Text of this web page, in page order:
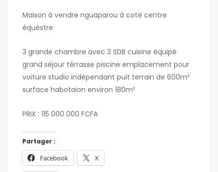
Maison à vendre nguaparou à coté centre
équéstre
3 grande chambre avec 3 SDB cuisine équipé
grand séjour térrasse piscine emplacement pour
voiture studio indépendant puit terrain de 600m²
surface habotaion environ 180m²
PRIX : 115 000 000 FCFA
Partager :
Facebook X